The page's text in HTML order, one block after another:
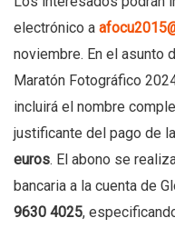
electrónico a
noviembre. En el asunto
Maratón Fotográfico
incluirá el nombre
justificante del pago de
euros. El abono se
bancaria a la cuenta de
9630 4025,